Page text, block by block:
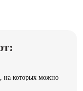
на которых можно